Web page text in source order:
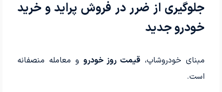
جلوگیری از ضرر در فروش پراید و خرید
خودرو جدید
مبنای خودروشاپ، قیمت روز خودرو و معامله منصفانه
است.